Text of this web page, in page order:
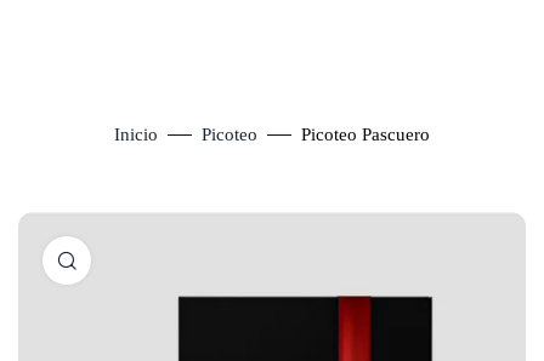
Inicio Picoteo Picoteo Pascuero